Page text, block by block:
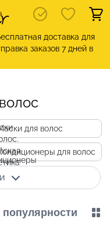
доставка для
заказов 7 дней в
для волос
для волос
популярности